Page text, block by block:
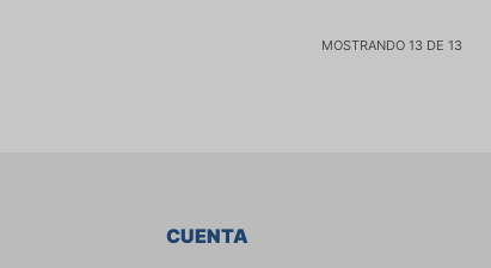
MOSTRANDO 13 DE 13
CUENTA